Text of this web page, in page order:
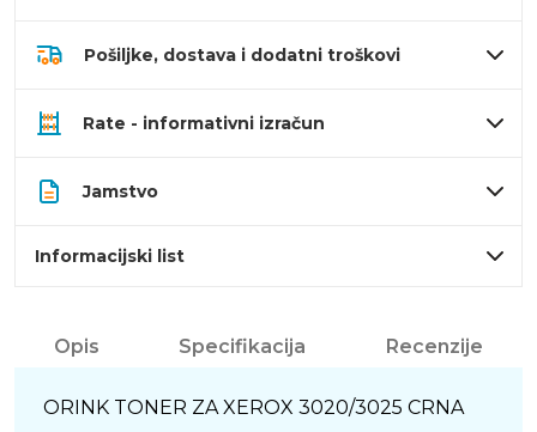
Pošiljke, dostava i dodatni troškovi
Rate - informativni izračun
Jamstvo
Informacijski list
Opis Specifikacija Recenzije
ORINK TONER ZA XEROX 3020/3025 CRNA